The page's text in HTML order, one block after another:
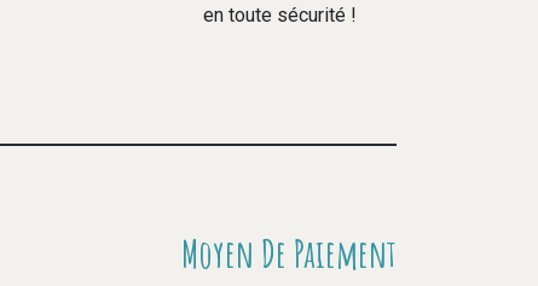
en toute sécurité !
Moyen De Paiement